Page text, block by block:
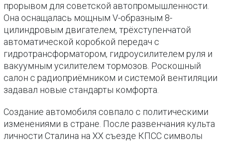
прорывом для советской автопромышленности.
Она оснащалась мощным V-образным 8-
цилиндровым двигателем, трёхступенчатой
автоматической коробкой передач с
гидротрансформатором, гидроусилителем руля и
вакуумным усилителем тормозов. Роскошный
салон с радиоприёмником и системой вентиляции
задавал новые стандарты комфорта.
Создание автомобиля совпало с политическими
изменениями в стране. После развенчания культа
личности Сталина на XX съезде КПСС символы